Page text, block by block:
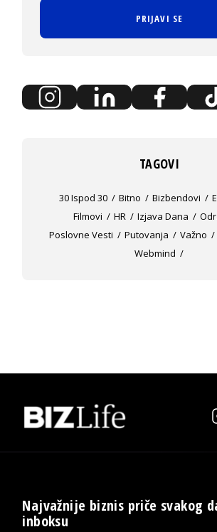
PRIJAVI SE
TAGOVI
30 Ispod 30 Bitno Bizbendovi
Filmovi
HR Izjava Dana
Poslovne Vesti
Putovanja Važno
Webmind
Najvažnije biznis priče svakog
inboksu